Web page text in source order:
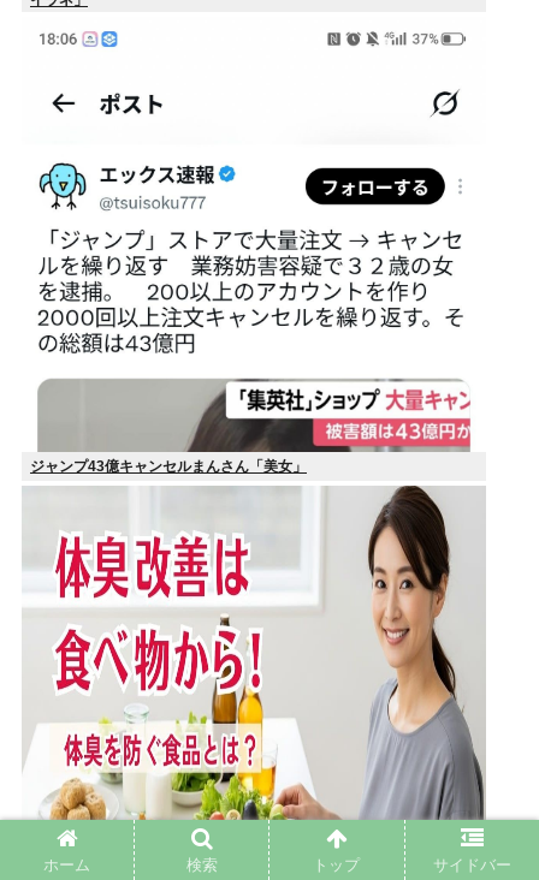
ジャンプ43億キャンセルまんさん「美女」
ホーム 検索 トップ サイドバー